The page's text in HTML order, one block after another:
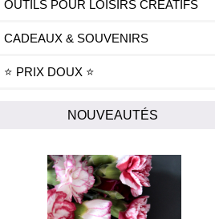
OUTILS POUR LOISIRS CREATIFS
CADEAUX & SOUVENIRS
⭐ PRIX DOUX ⭐
NOUVEAUTÉS